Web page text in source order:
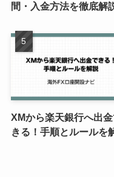
間・入金方法を徹底解
XMから楽天銀行へ出
きる！手順とルールを